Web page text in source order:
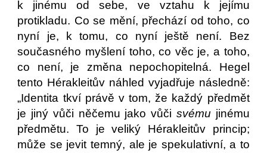
k jinému od sebe, ve vztahu k jejímu
protikladu. Co se mění, přechází od toho, co
nyní je, k tomu, co nyní ještě není. Bez
současného myšlení toho, co věc je, a toho,
co není, je změna nepochopitelná. Hegel
tento Hérakleitův náhled vyjadřuje následně:
„Identita tkví právě v tom, že každý předmět
je jiný vůči něčemu jako vůči svému jinému
předmětu. To je veliký Hérakleitův princip;
může se jevit temný, ale je spekulativní, a to